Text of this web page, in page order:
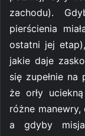
zachodu).
pierścienia
ostatni jej
jakie daje
się zupełnie
że orły
różne
a gdyby